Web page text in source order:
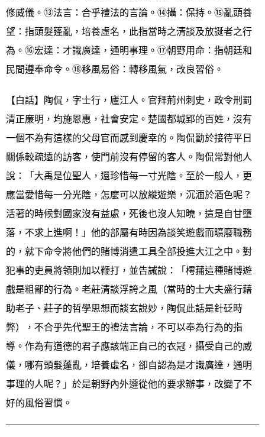
修威儀。⑬法言：合乎禮法的言論。⑭攝：保持。⑮亂頭養
望：指頭髮蓬亂，培養虛名，此指當時之清談及放誕者之行
為。⑯宏達：才識廣達，通明事理。⑰朝野用命：指朝廷和
民間遵奉命令。⑱移風易俗：轉移風氣，改良習俗。
【白話】陶侃，字士行，廬江人。官拜荊州刺史，政令刑罰
清正廉明，均施恩惠，社會安定。楚國都城郢的百姓，沒有
一個不為有這樣的父母官而感到慶幸的。陶侃勤於接待平日
關係較疏遠的訪客，使門前沒有停留的客人。陶侃常對他人
說：「大禹是位聖人，還珍惜每一寸光陰。至於一般人，更
應當愛惜每一分光陰，怎麼可以放縱遊樂，沉湎於酒色呢？
活著的時候對國家沒有益處，死後也沒人知曉，這是自甘墮
落，不求上進啊！」他的部屬有時因為談笑遊戲而曠廢職務
的，就下命令將他們的賭博消遣工具全部投進大江之中。對
犯事的吏員將領則加以鞭打，並告誡說：「樗蒱這種賭博遊
戲是粗鄙的行為。老莊清談浮誇之風（當時的士大夫盛行藉
助老子、莊子的哲學思想而談玄說妙，陶侃此話是針砭時
弊），不合乎先代聖王的禮法言論，不可以奉為行為的指
導。作為有道德的君子應該端正自己的衣冠，攝受自己的威
儀，哪有頭髮蓬亂，培養虛名，卻自認為是才識廣達，通明
事理的人呢？」於是朝野內外遵從他的要求辦事，改變了不
好的風俗習慣。